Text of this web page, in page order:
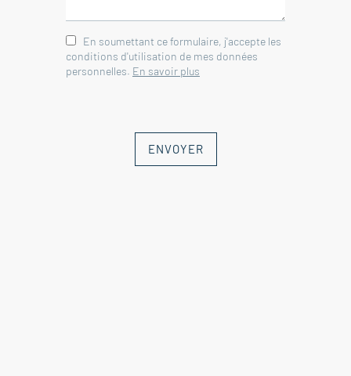
En soumettant ce formulaire, j'accepte les
conditions d'utilisation de mes données
personnelles. En savoir plus
ENVOYER